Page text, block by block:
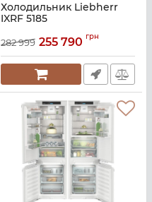
Холодильник Liebherr
IXRF 5185
282 999 255 790 грн